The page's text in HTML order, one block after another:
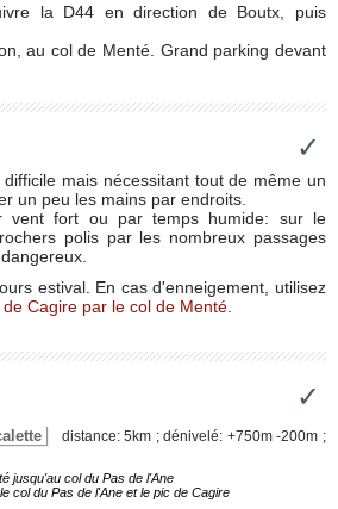
la D44 en direction de Boutx, puis
au col de Menté. Grand parking devant
✓
mais nécessitant tout de même un
un peu les mains par endroits.
vent fort ou par temps humide: sur le
polis par les nombreux passages
estival. En cas d'enneigement, utilisez
de Cagire par le col de Menté
✓
distance: 5km ; dénivelé: +750m -200m ;
jusqu'au col du Pas de l'Ane
col du Pas de l'Ane et le pic de Cagire